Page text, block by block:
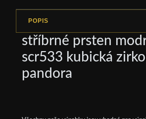
POPIS
stříbrné prsten
scr533 kubická
pandora